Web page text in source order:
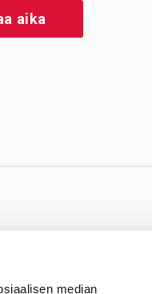
median
aika
Tampereen